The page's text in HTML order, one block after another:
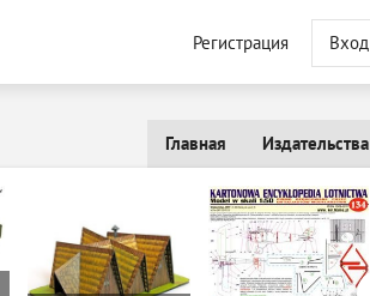
Регистрация Вход
Издательства
Главная